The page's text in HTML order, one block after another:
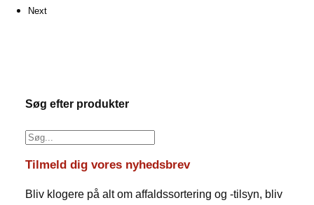
Next
Søg efter produkter
Tilmeld dig vores nyhedsbrev
Bliv klogere på alt om affaldssortering og -tilsyn, bliv